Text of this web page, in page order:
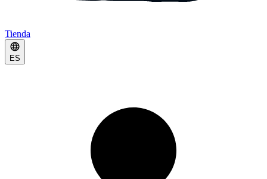
Tienda
ES